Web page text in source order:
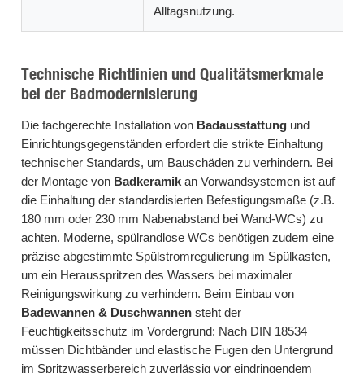
Alltagsnutzung.
Technische Richtlinien und Qualitätsmerkmale
bei der Badmodernisierung
Die fachgerechte Installation von Badausstattung und
Einrichtungsgegenständen erfordert die strikte Einhaltung
technischer Standards, um Bauschäden zu verhindern. Bei
der Montage von Badkeramik an Vorwandsystemen ist auf
die Einhaltung der standardisierten Befestigungsmaße (z.B.
180 mm oder 230 mm Nabenabstand bei Wand-WCs) zu
achten. Moderne, spülrandlose WCs benötigen zudem eine
präzise abgestimmte Spülstromregulierung im Spülkasten,
um ein Herausspritzen des Wassers bei maximaler
Reinigungswirkung zu verhindern. Beim Einbau von
Badewannen & Duschwannen steht der
Feuchtigkeitsschutz im Vordergrund: Nach DIN 18534
müssen Dichtbänder und elastische Fugen den Untergrund
im Spritzwasserbereich zuverlässig vor eindringendem